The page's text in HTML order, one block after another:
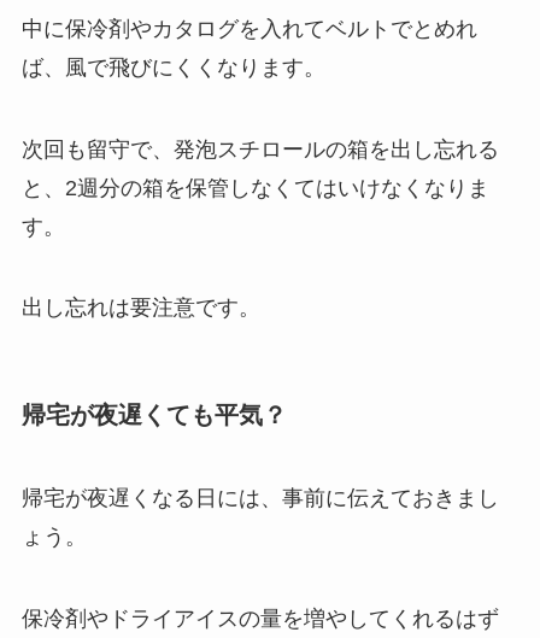
中に保冷剤やカタログを入れてベルトでとめれ
ば、風で飛びにくくなります。
次回も留守で、発泡スチロールの箱を出し忘れる
と、2週分の箱を保管しなくてはいけなくなりま
す。
出し忘れは要注意です。
帰宅が夜遅くても平気？
帰宅が夜遅くなる日には、事前に伝えておきまし
ょう。
保冷剤やドライアイスの量を増やしてくれるはず